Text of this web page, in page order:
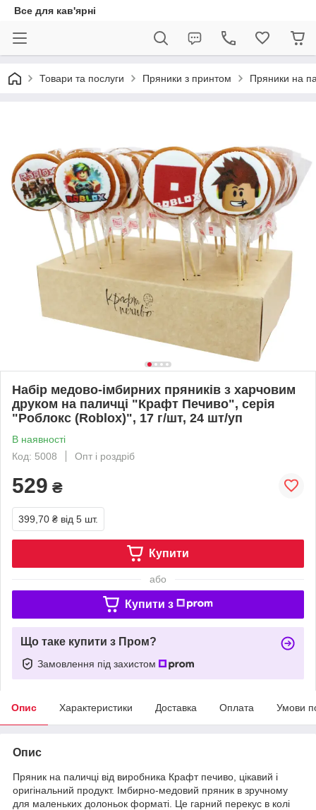
Все для кав'ярні
Товари та послуги Пряники з принтом Пряники на
Набір медово-імбирних пряників з харчовим
друком на паличці "Крафт Печиво", серія
"Роблокс (Roblox)", 17 г/шт, 24 шт/уп
В наявності
Код: 5008
Опт і роздріб
529 ₴
399,70 ₴ від 5 шт.
Купити
або
Купити з
Що таке купити з Пром?
Замовлення під захистом
Опис Характеристики Доставка Оплата Умови
Опис
Пряник на паличці від виробника Крафт печиво, цікавий і
оригінальний продукт. Імбирно-медовий пряник в зручному
для маленьких долоньок форматі. Це гарний перекус в колі